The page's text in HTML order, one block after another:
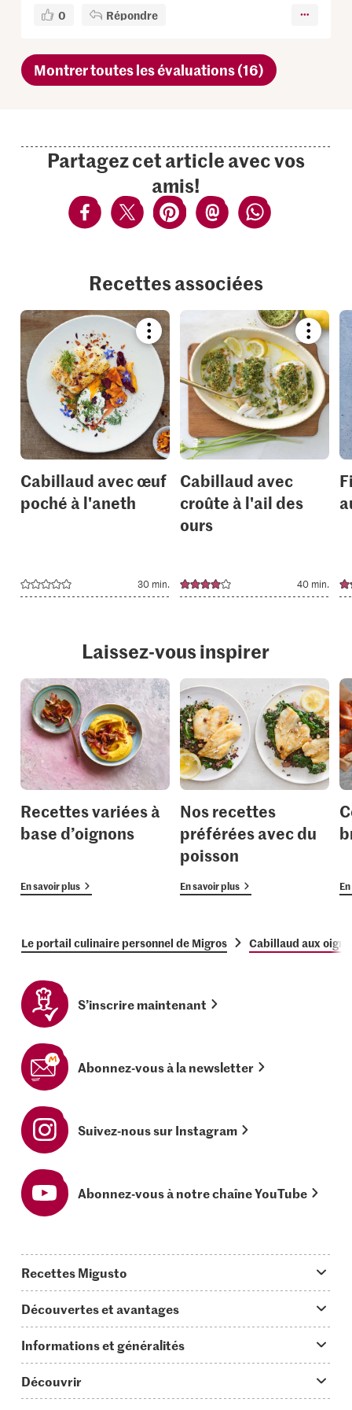
0 Répondre
Montrer toutes les évaluations (16)
Partagez cet article avec vos
amis!
Recettes associées
Bookmark
recipe
add
your
collections.
Cabillaud avec œuf
poché à l'aneth
30 min.
recipe
or
add
it
to
your
Cabillaud avec
croûte à l'ail des
ours
40 min.
Laissez-vous inspirer
Recettes variées à
base d’oignons
En savoir plus
Nos recettes
préférées avec du
poisson
En savoir plus
Le portail culinaire personnel de Migros Cabillaud aux
S’inscrire maintenant
Abonnez-vous à la newsletter
Suivez-nous sur Instagram
Abonnez-vous à notre chaîne YouTube
Recettes Migusto
Idées de menus
Plats principaux
Simple & vite prêt
Découvertes et avantages
On en parle...
Tutoriels
Informations et généralités
Cuisiner avec Migusto
Découvrir